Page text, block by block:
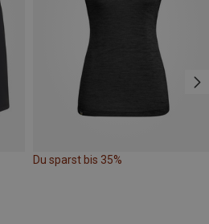
Du sparst bis 35%